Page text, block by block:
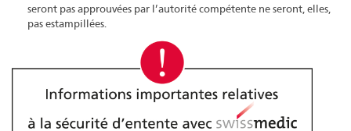
seront pas approuvées par l’autorité compétente ne seront, elles,
pas estampillées.